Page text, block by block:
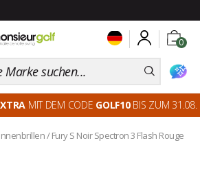
0
MIT DEM CODE GOLF10BIS ZUM 31.08.
/Fury S Noir Spectron 3 Flash Rouge